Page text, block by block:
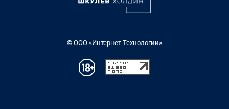
© ООО «Интернет Технологии»